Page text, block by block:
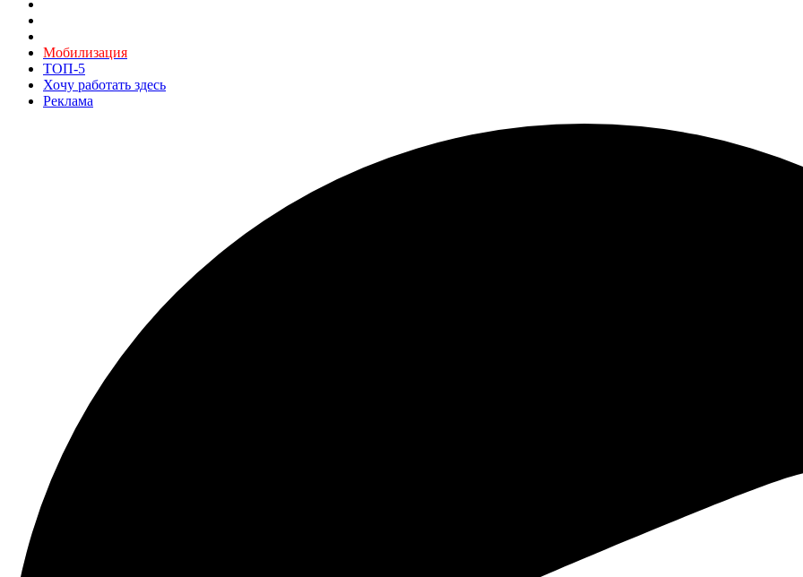
Мобилизация
ТОП-5
Хочу работать здесь
Реклама